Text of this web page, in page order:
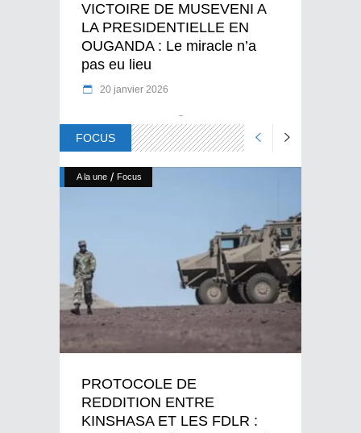
VICTOIRE DE MUSEVENI A
LA PRESIDENTIELLE EN
OUGANDA : Le miracle n’a
pas eu lieu
20 janvier 2026
FOCUS
A la une / Focus
PROTOCOLE DE
REDDITION ENTRE
KINSHASA ET LES FDLR :